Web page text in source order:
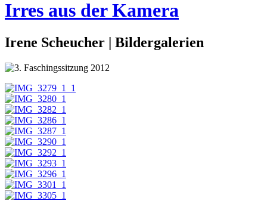
Irres aus der Kamera
Irene Scheucher | Bildergalerien